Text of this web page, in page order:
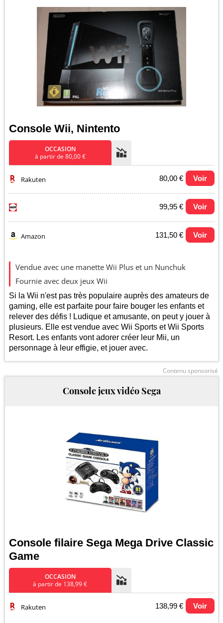
Console Wii, Nintento
OCCASION
à partir de 80,00 €
Rakuten 80,00 € Voir
99,95 € Voir
Amazon 131,50 € Voir
Evolution du prix le plus bas (neuf):
2025 2026
100
150
Vendue avec une manette Wii Plus et un Nunchuk
Fournie avec deux jeux Wii
Si la Wii n'est pas très populaire auprès des amateurs de
gaming, elle est parfaite pour faire bouger les enfants et
relever des défis ! Ludique et amusante, on peut y jouer à
plusieurs. Elle est vendue avec Wii Sports et Wii Sports
Resort. Les enfants vont adorer créer leur Mii, un
personnage à leur effigie, et jouer avec.
Contenu sponsorisé
Console jeux vidéo Sega
Console filaire Sega Mega Drive Classic
Game
OCCASION
à partir de 138,99 €
Rakuten 138,99 € Voir